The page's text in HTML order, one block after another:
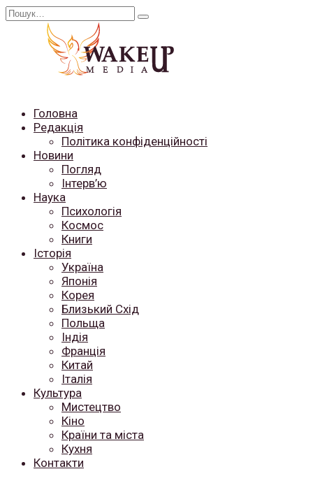
Перейти
Search
Головна
Редакція
Політика конфіденційності
Новини
Погляд
Інтерв’ю
Наука
Психологія
Космос
Книги
Історія
Україна
Японія
Корея
Близький Схід
Польща
Індія
Франція
Китай
Італія
Культура
Мистецтво
Кіно
Країни та міста
Кухня
Контакти